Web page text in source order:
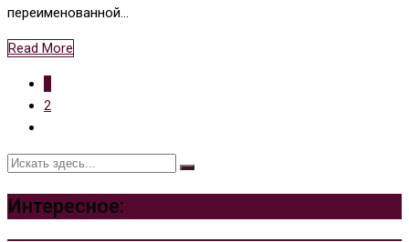
переименованной…
Read More
2
Интересное: